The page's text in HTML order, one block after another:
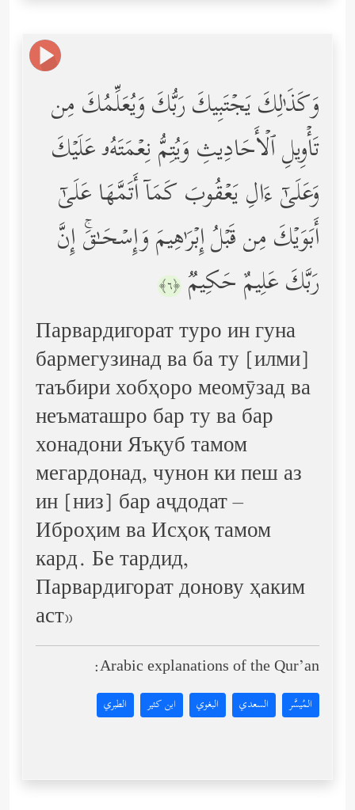
وَكَذَ ٰ⁠لِكَ یَجۡتَبِیكَ رَبُّكَ وَیُعَلِّمُكَ مِن
تَأۡوِیلِ ٱلۡأَحَادِیثِ وَیُتِمُّ نِعۡمَتَهُۥ عَلَیۡكَ
وَعَلَىٰۤ ءَالِ یَعۡقُوبَ كَمَاۤ أَتَمَّهَا عَلَىٰۤ
أَبَوَیۡكَ مِن قَبۡلُ إِبۡرَ ٰ⁠هِیمَ وَإِسۡحَـٰقَۚ إِنَّ
رَبَّكَ عَلِیمٌ حَكِیمࣱ ﴿٦﴾
Парвардигорат туро ин гуна
бармегузинад ва ба ту [илми]
таъбири хобҳоро меомӯзад ва
неъматашро бар ту ва бар
хонадони Яъқуб тамом
мегардонад, чунон ки пеш аз
ин [низ] бар аҷдодат –
Иброҳим ва Исҳоқ тамом
кард. Бе тардид,
Парвардигорат донову ҳаким
аст»
Arabic explanations of the Qur’an:
المُيسَّر السعدي البغوي ابن كثير الطبري